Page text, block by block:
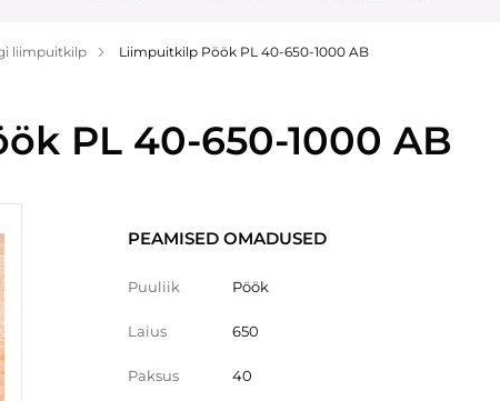
liimpuitkilp Liimpuitkilp Pöök PL 40-650-1000 AB
PL 40-650-1000 AB
PEAMISED OMADUSED
Puuliik Pöök
Laius 650
Paksus 40